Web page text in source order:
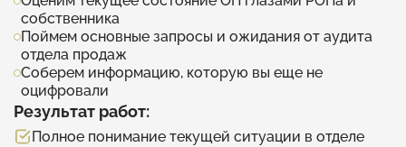
собственника
Поймем основные запросы и ожидания от аудита
отдела продаж
Соберем информацию, которую вы еще не
оцифровали
Результат работ:
Полное понимание текущей ситуации в отделе